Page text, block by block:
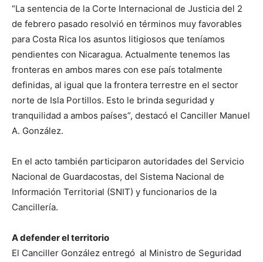
“La sentencia de la Corte Internacional de Justicia del 2
de febrero pasado resolvió en términos muy favorables
para Costa Rica los asuntos litigiosos que teníamos
pendientes con Nicaragua. Actualmente tenemos las
fronteras en ambos mares con ese país totalmente
definidas, al igual que la frontera terrestre en el sector
norte de Isla Portillos. Esto le brinda seguridad y
tranquilidad a ambos países”, destacó el Canciller Manuel
A. González.
En el acto también participaron autoridades del Servicio
Nacional de Guardacostas, del Sistema Nacional de
Información Territorial (SNIT) y funcionarios de la
Cancillería.
A defender el territorio
El Canciller González entregó al Ministro de Seguridad